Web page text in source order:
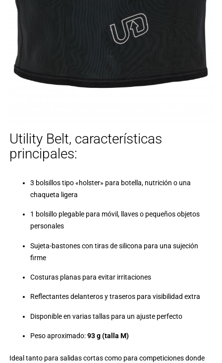
Utility Belt, características
principales:
3 bolsillos tipo «holster» para botella, nutrición o una
chaqueta ligera
1 bolsillo plegable para móvil, llaves o pequeños objetos
personales
Sujeta-bastones con tiras de silicona para una sujeción
firme
Costuras planas para evitar irritaciones
Reflectantes delanteros y traseros para visibilidad extra
Disponible en varias tallas para un ajuste perfecto
Peso aproximado:93 g (talla M)
Ideal tanto para salidas cortas como para competiciones donde